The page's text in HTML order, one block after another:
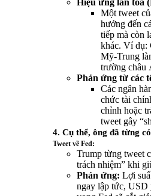
Hiệu ứng lan tỏa
Một tweet
hưởng đến
tiếp mà còn
khác. Ví dụ:
Mỹ-Trung
trường châu
Phản ứng từ các
Các ngân
chức tài
chỉnh hoặc
tweet gây
4. Cụ thể, ông đã từng
Tweet về Fed:
Trump từng tweet
trách nhiệm” khi
Phản ứng: Lợi
ngay lập tức,